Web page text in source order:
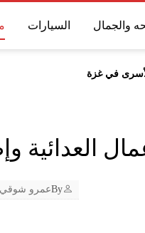
والجمال السيارات
في غزة
العدائية
Byعمرو شوقي